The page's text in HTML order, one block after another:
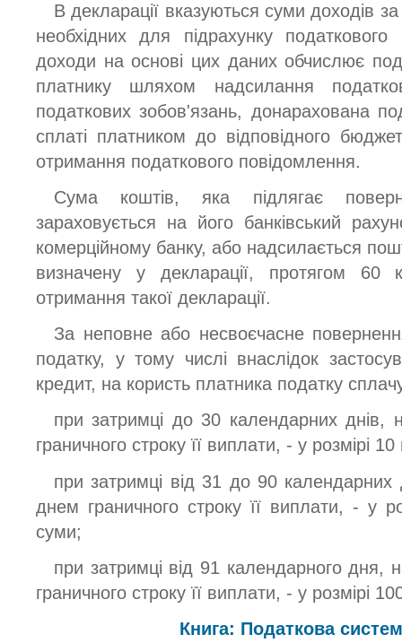
В декларації вказуються суми доходів
необхідних для підрахунку
доходи на основі цих даних обчислює
платнику шляхом надсилання
податкових зобов'язань, донарахована
сплаті платником до відповідного
отримання податкового повідомлення.
Сума коштів, яка підлягає
зараховується на його банківський
комерційному банку, або надсилається
визначену у декларації, протягом 60
отримання такої декларації.
За неповне або несвоєчасне
податку, у тому числі внаслідок
кредит, на користь платника податку
при затримці до 30 календарних днів,
граничного строку її виплати, - у розмірі 10
при затримці від 31 до 90 календарних
днем граничного строку її виплати, - у
суми;
при затримці від 91 календарного дня,
граничного строку її виплати, - у розмірі
Книга: Податкова